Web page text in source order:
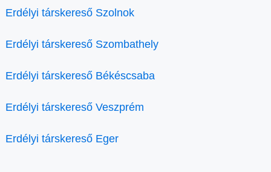
Erdélyi társkereső Szolnok
Erdélyi társkereső Szombathely
Erdélyi társkereső Békéscsaba
Erdélyi társkereső Veszprém
Erdélyi társkereső Eger